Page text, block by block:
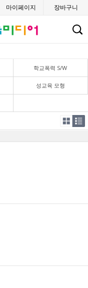
마이페이지 장바구니
학교폭력 S/W
성교육 모형